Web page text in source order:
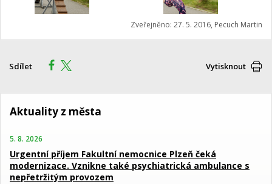
Zveřejněno: 27. 5. 2016, Pecuch Martin
Sdílet Vytisknout
Aktuality z města
5. 8. 2026
Urgentní příjem Fakultní nemocnice Plzeň čeká
modernizace. Vznikne také psychiatrická ambulance s
nepřetržitým provozem